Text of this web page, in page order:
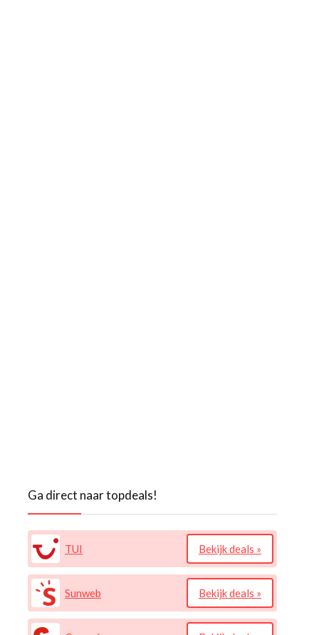
Ga direct naar topdeals!
TUI Bekijk deals »
Sunweb Bekijk deals »